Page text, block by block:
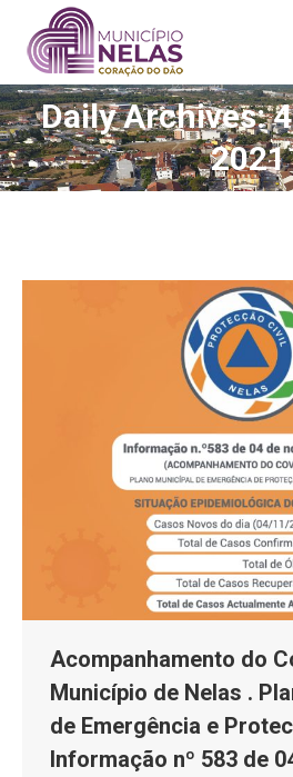
Daily Archives:
2021
You are
Acompanhamento do
Município de Nelas .
de Emergência e
Informação nº 583 de